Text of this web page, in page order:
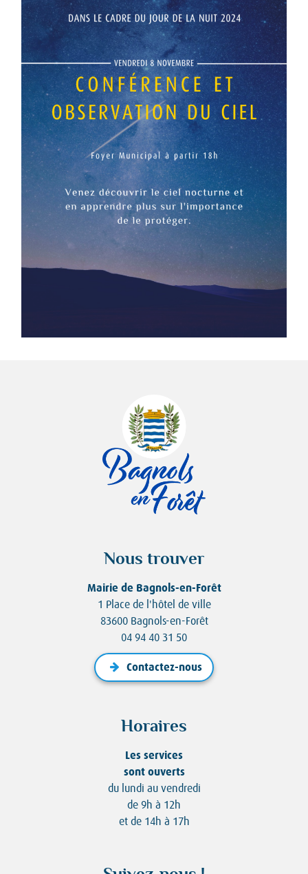
Nous trouver
Mairie de Bagnols-en-Forêt
1 Place de l'hôtel de ville
83600 Bagnols-en-Forêt
04 94 40 31 50
Contactez-nous
Horaires
Les services
sont ouverts
du lundi au vendredi
de 9h à 12h
et de 14h à 17h